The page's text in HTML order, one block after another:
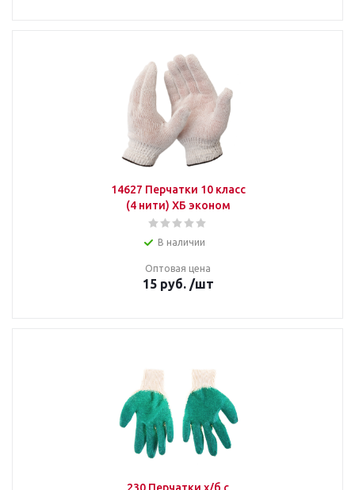
14627 Перчатки 10 класс
(4 нити) ХБ эконом
В наличии
Оптовая цена
15руб. /шт